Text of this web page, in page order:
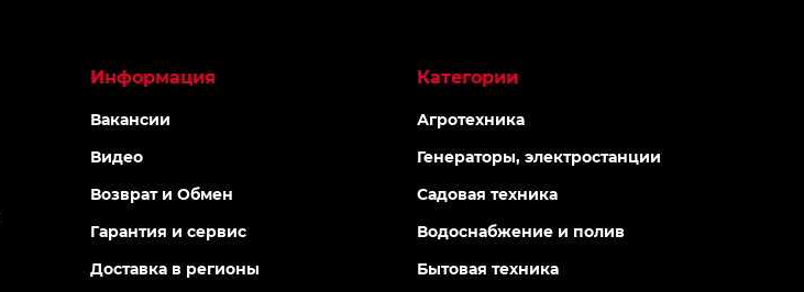
Информация
Вакансии
Видео
Возврат и Обмен
Гарантия и сервис
Доставка в регионы
Категории
Агротехника
Генераторы, электростанции
Садовая техника
Водоснабжение и полив
Бытовая техника